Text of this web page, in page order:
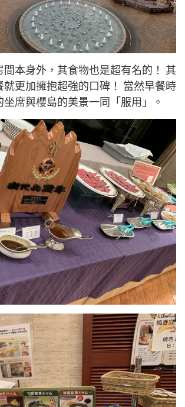
本身外，其食物也是超有名的！ 其
就更加擁抱超強的口碑！ 當然早餐時
席與櫻島的美景一同「服用」。